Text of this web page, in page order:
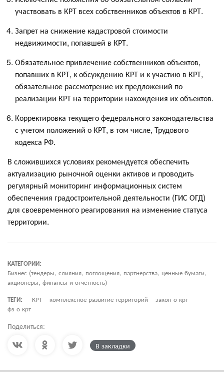
участвовать в КРТ всех собственников объектов в КРТ.
Запрет на снижение кадастровой стоимости
недвижимости, попавшей в КРТ.
Обязательное привлечение собственников объектов,
попавших в КРТ, к обсуждению КРТ и к участию в КРТ,
обязательное рассмотрение их предложений по
реализации КРТ на территории нахождения их объектов.
Корректировка текущего федерального законодательства
с учетом положений о КРТ, в том числе, Трудового
кодекса РФ.
В сложившихся условиях рекомендуется обеспечить
актуализацию рыночной оценки активов и проводить
регулярный мониторинг информационных систем
обеспечения градостроительной деятельности (ГИС ОГД)
для своевременного реагирования на изменение статуса
территории.
КАТЕГОРИИ:
Бизнес (тендеры, слияния, поглощения, партнерства, ценные бумаги,
акционеры, финансы и отчетность)
ТЕГИ:
КРТ комплексное развитие территорий
закон о крт
фз о крт
Поделиться:
В закладки